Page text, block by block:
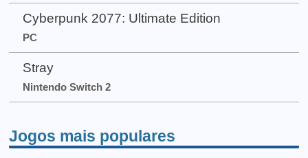
Cyberpunk 2077: Ultimate Edition
PC
Stray
Nintendo Switch 2
Jogos mais populares